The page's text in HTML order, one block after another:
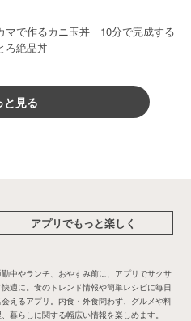
マで作るカニ玉丼｜10分で完成する
ろ絶品丼
と見る
アプリでもっと楽しく
中やランチ、おやすみ前に、アプリでサクサ
快適に。食のトレンド情報や簡単レシピに毎日
えるアプリ。内食・外食問わず、グルメや料
暮らしに関する幅広い情報を楽しめます。